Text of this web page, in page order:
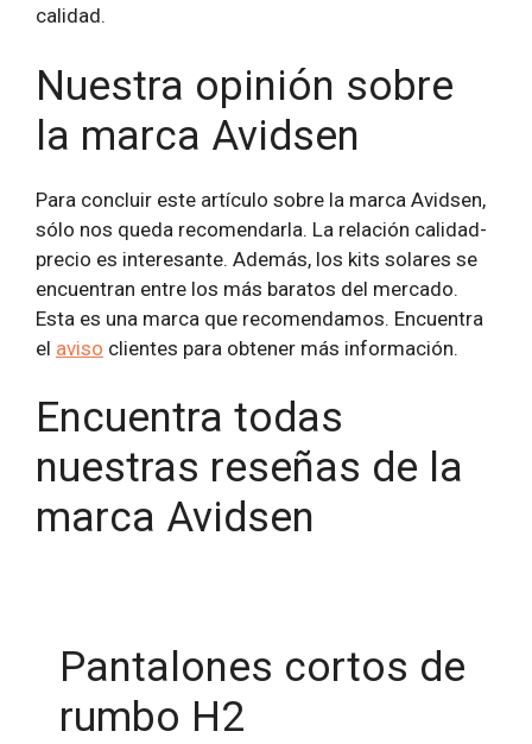
calidad.
Nuestra opinión sobre
la marca Avidsen
Para concluir este artículo sobre la marca Avidsen,
sólo nos queda recomendarla. La relación calidad-
precio es interesante. Además, los kits solares se
encuentran entre los más baratos del mercado.
Esta es una marca que recomendamos. Encuentra
el aviso clientes para obtener más información.
Encuentra todas
nuestras reseñas de la
marca Avidsen
Pantalones cortos de
rumbo H2